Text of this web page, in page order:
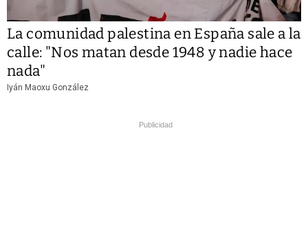
La comunidad palestina en España sale a la
calle: "Nos matan desde 1948 y nadie hace
nada"
Iyán Maoxu González
Publicidad